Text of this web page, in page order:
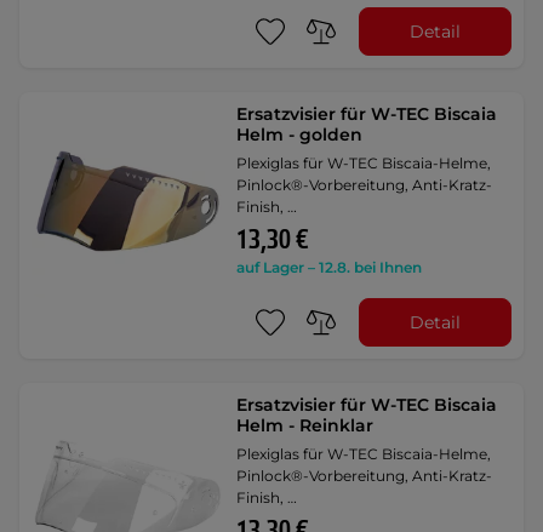
Detail
Ersatzvisier für W-TEC Biscaia
Helm - golden
Plexiglas für W-TEC Biscaia-Helme,
Pinlock®-Vorbereitung, Anti-Kratz-
Finish, …
13,30 €
auf Lager – 12.8. bei Ihnen
Detail
Ersatzvisier für W-TEC Biscaia
Helm - Reinklar
Plexiglas für W-TEC Biscaia-Helme,
Pinlock®-Vorbereitung, Anti-Kratz-
Finish, …